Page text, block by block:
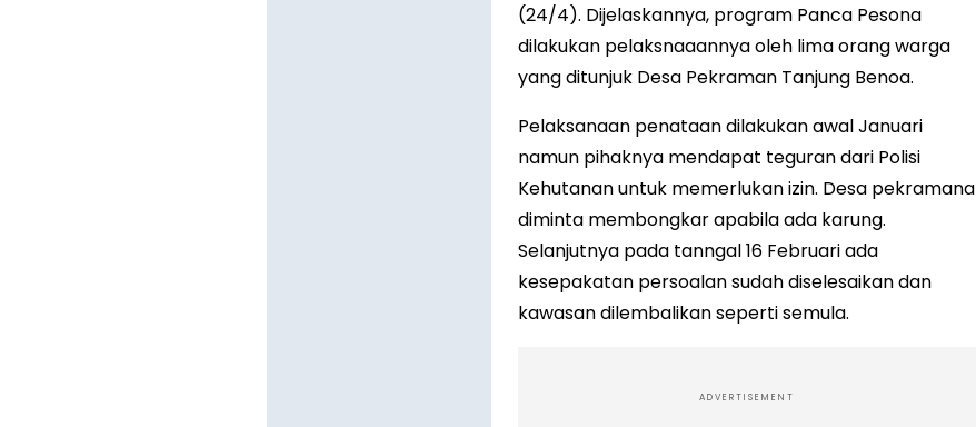
(24/4). Dijelaskannya, program Panca Pesona
dilakukan pelaksnaaannya oleh lima orang warga
yang ditunjuk Desa Pekraman Tanjung Benoa.
Pelaksanaan penataan dilakukan awal Januari
namun pihaknya mendapat teguran dari Polisi
Kehutanan untuk memerlukan izin. Desa pekramana
diminta membongkar apabila ada karung.
Selanjutnya pada tanngal 16 Februari ada
kesepakatan persoalan sudah diselesaikan dan
kawasan dilembalikan seperti semula.
ADVERTISEMENT